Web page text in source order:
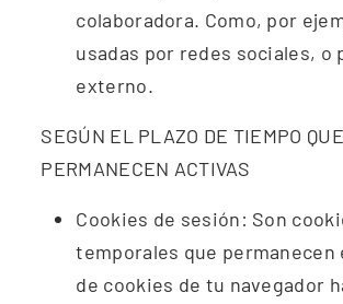
colaboradora. Como, por
usadas por redes sociales, o
externo.
SEGÚN EL PLAZO DE TIEMPO QUE
PERMANECEN ACTIVAS
Cookies de sesión: Son
temporales que permanecen
de cookies de tu navegador